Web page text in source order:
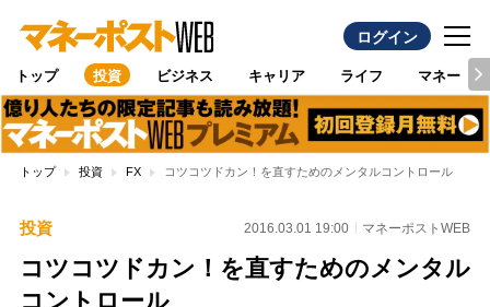
ログイン
トップ 投資 ビジネス キャリア ライフ マネー
トップ 投資 FX コツコツドカン！を直すためのメンタルコントロール
投資 2016.03.01 19:00 マネーポストWEB
コツコツドカン！を直すためのメンタル
コントロール